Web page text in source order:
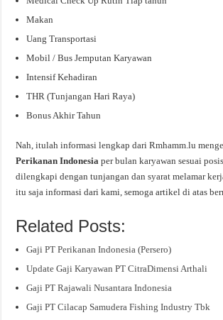
Makan
Uang Transportasi
Mobil / Bus Jemputan Karyawan
Intensif Kehadiran
THR (Tunjangan Hari Raya)
Bonus Akhir Tahun
Nah, itulah informasi lengkap dari Rmhamm.lu
Perikanan Indonesiaper bulan karyawan sesuai
dilengkapi dengan tunjangan dan syarat melamar
itu saja informasi dari kami, semoga artikel di atas
Related Posts:
Gaji PT Perikanan Indonesia (Persero)
Update Gaji Karyawan PT CitraDimensi Arthali
Gaji PT Rajawali Nusantara Indonesia
Gaji PT Cilacap Samudera Fishing Industry Tbk